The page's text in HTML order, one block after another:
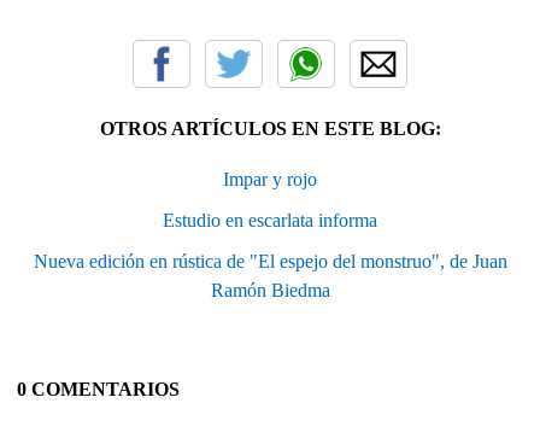
OTROS ARTÍCULOS EN ESTE BLOG:
Impar y rojo
Estudio en escarlata informa
Nueva edición en rústica de "El espejo del monstruo", de Juan
Ramón Biedma
0 COMENTARIOS